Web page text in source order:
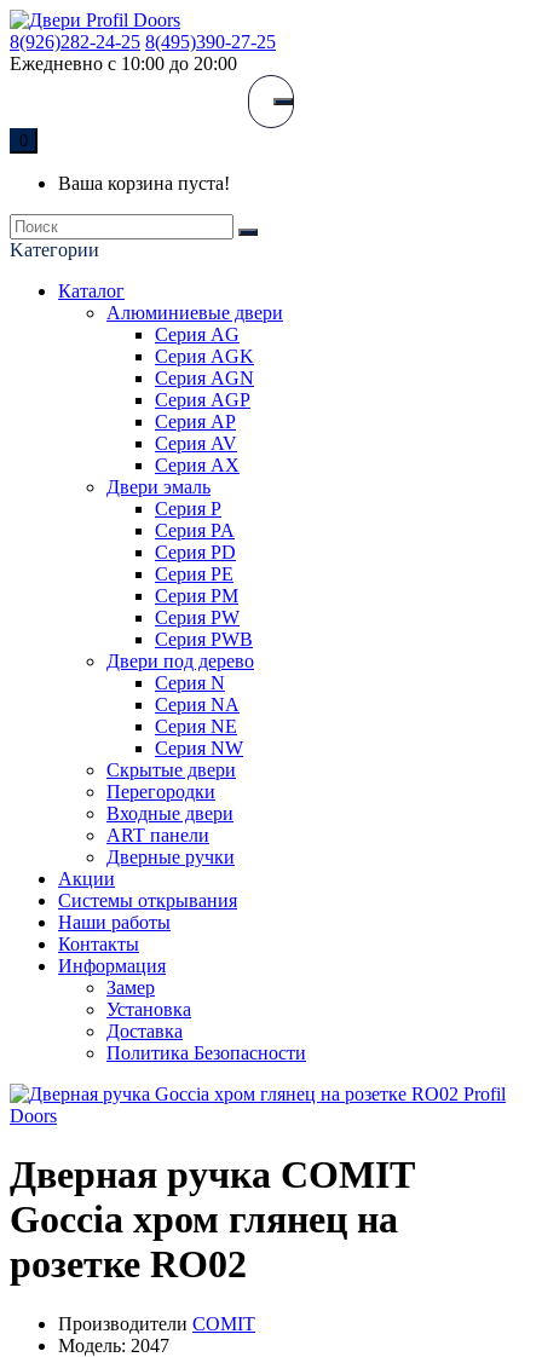
8(926)282-24-25 8(495)390-27-25
Ежедневно с 10:00 до 20:00
0
Ваша корзина пуста!
Kатегории
Каталог
Алюминиевые двери
Серия AG
Серия AGK
Серия AGN
Серия AGP
Серия AP
Серия AV
Серия AX
Двери эмаль
Серия P
Серия PA
Серия PD
Серия PE
Серия PM
Серия PW
Серия PWB
Двери под дерево
Серия N
Серия NA
Серия NE
Серия NW
Скрытые двери
Перегородки
Входные двери
ART панели
Дверные ручки
Акции
Системы открывания
Наши работы
Контакты
Информация
Замер
Установка
Доставка
Политика Безопасности
Дверная ручка COMIT
Goccia хром глянец на
розетке RO02
Производители COMIT
Модель: 2047